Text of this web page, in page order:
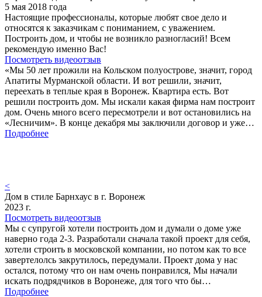
5 мая 2018 года
Настоящие профессионалы, которые любят свое дело и
относятся к заказчикам с пониманием, с уважением.
Построить дом, и чтобы не возникло разногласий! Всем
рекомендую именно Вас!
Посмотреть видеоотзыв
«Мы 50 лет прожили на Кольском полуострове, значит, город
Апатиты Мурманской области. И вот решили, значит,
переехать в теплые края в Воронеж. Квартира есть. Вот
решили построить дом. Мы искали какая фирма нам построит
дом. Очень много всего пересмотрели и вот остановились на
«Лесничим». В конце декабря мы заключили договор и уже…
Подробнее
<
Дом в стиле Барнхаус в г. Воронеж
2023 г.
Посмотреть видеоотзыв
Мы с супругой хотели построить дом и думали о доме уже
наверно года 2-3. Разработали сначала такой проект для себя,
хотели строить в московской компании, но потом как то все
завертелолсь закрутилось, передумали. Проект дома у нас
остался, потому что он нам очень понравился, Мы начали
искать подрядчиков в Воронеже, для того что бы…
Подробнее